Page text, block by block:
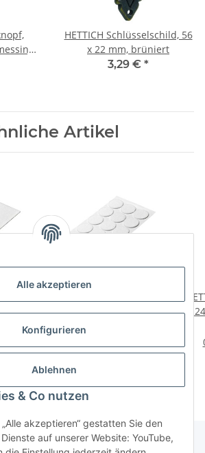
Alle akzeptieren
Konfigurieren
Ablehnen
& Co nutzen
akzeptieren“ gestatten Sie den
auf unserer Website: YouTube,
HETTICH Schlüsselschild, 56
x 22 mm, brüniert
3,29 € *
Artikel
Ø35mm, weiß, 18 Stück
1,98 €
Ø